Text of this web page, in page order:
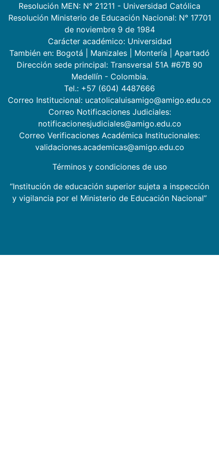
Resolución MEN: N° 21211 - Universidad Católica
Resolución Ministerio de Educación Nacional: N° 17701
de noviembre 9 de 1984
Carácter académico: Universidad
También en: Bogotá Manizales Montería
Apartadó
Dirección sede principal: Transversal 51A #67B 90
Medellín - Colombia.
Tel.: +57 (604) 4487666
Correo Institucional: ucatolicaluisamigo@amigo.edu.co
Correo Notificaciones Judiciales:
notificacionesjudiciales@amigo.edu.co
Correo Verificaciones Académica Institucionales:
validaciones.academicas@amigo.edu.co
Términos y condiciones de uso
“Institución de educación superior sujeta a inspección
y vigilancia por el Ministerio de Educación Nacional”